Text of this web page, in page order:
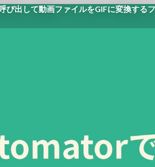
出して動画ファイルをGIFに変換する